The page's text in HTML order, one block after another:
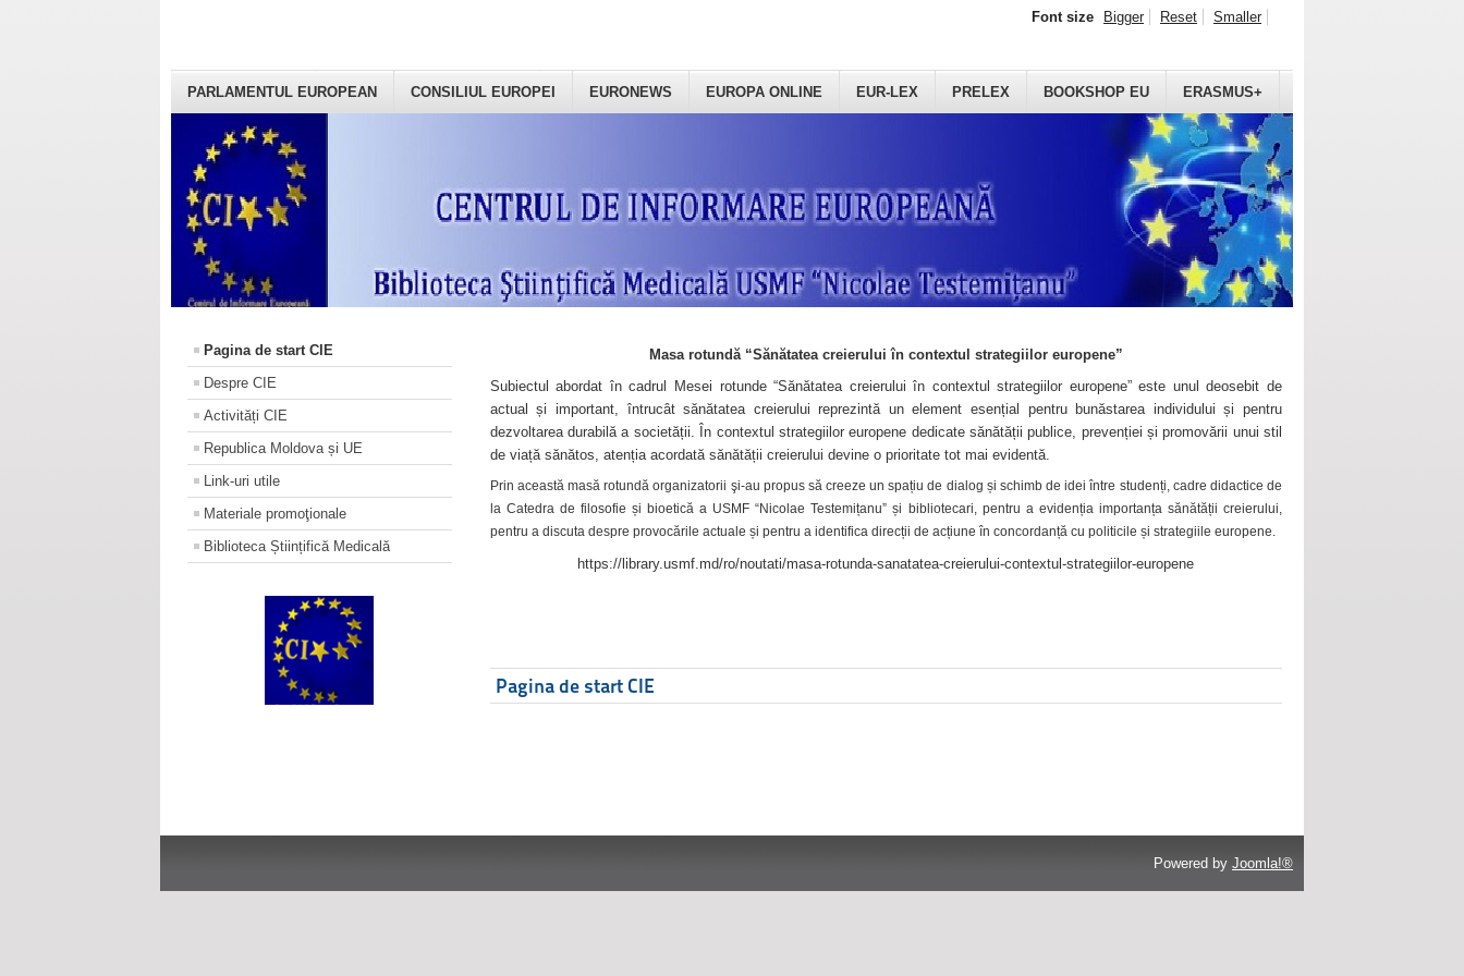
PARLAMENTUL EUROPEAN CONSILIUL EUROPEI EURONEWS EUROPA ONLINE EUR-LEX PRELEX BOOKSHOP EU ERASMUS+
Font size Bigger Reset Smaller
Pagina de start CIE
Despre CIE
Activități CIE
Republica Moldova și UE
Link-uri utile
Materiale promoţionale
Biblioteca Științifică Medicală
Masa rotundă “Sănătatea creierului în contextul strategiilor europene”
Subiectul abordat în cadrul Mesei rotunde “Sănătatea creierului în contextul strategiilor europene” este unul deosebit de
actual și important, întrucât sănătatea creierului reprezintă un element esențial pentru bunăstarea individului și pentru
dezvoltarea durabilă a societății. În contextul strategiilor europene dedicate sănătății publice, prevenției și promovării unui stil
de viață sănătos, atenția acordată sănătății creierului devine o prioritate tot mai evidentă.
Prin această masă rotundă organizatorii şi-au propus să creeze un spațiu de dialog și schimb de idei între studenți, cadre didactice de
la Catedra de filosofie și bioetică a USMF “Nicolae Testemițanu” și bibliotecari, pentru a evidenția importanța sănătății creierului,
pentru a discuta despre provocările actuale și pentru a identifica direcții de acțiune în concordanță cu politicile și strategiile europene.
https://library.usmf.md/ro/noutati/masa-rotunda-sanatatea-creierului-contextul-strategiilor-europene
Pagina de start CIE
Powered by Joomla!®